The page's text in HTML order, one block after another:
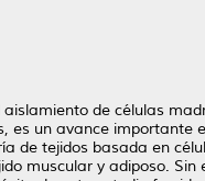
de células
un avance importante
de tejidos basada en
muscular y adiposo.